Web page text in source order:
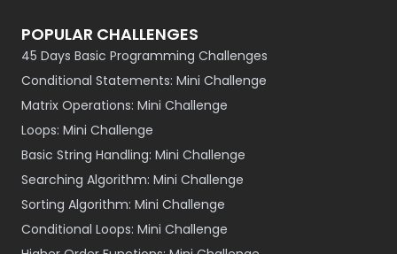
POPULAR CHALLENGES
45 Days Basic Programming Challenges
Conditional Statements: Mini Challenge
Matrix Operations: Mini Challenge
Loops: Mini Challenge
Basic String Handling: Mini Challenge
Searching Algorithm: Mini Challenge
Sorting Algorithm: Mini Challenge
Conditional Loops: Mini Challenge